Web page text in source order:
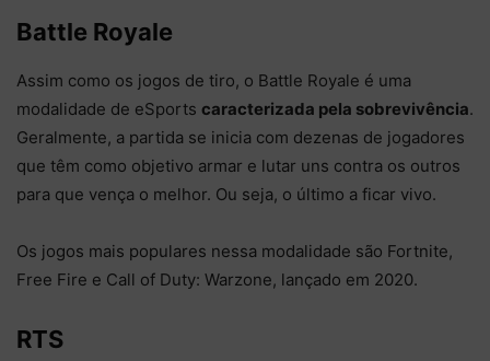
Battle Royale
Assim como os jogos de tiro, o Battle Royale é uma
modalidade de eSports caracterizada pela sobrevivência.
Geralmente, a partida se inicia com dezenas de jogadores
que têm como objetivo armar e lutar uns contra os outros
para que vença o melhor. Ou seja, o último a ficar vivo.
Os jogos mais populares nessa modalidade são Fortnite,
Free Fire e Call of Duty: Warzone, lançado em 2020.
RTS